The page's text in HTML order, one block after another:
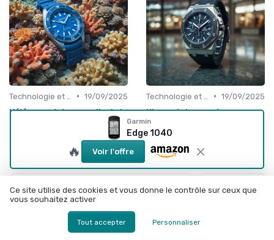
• 19/09/2025
L'élégance intemporelle de la
montre Fifty Fathoms de
• 19/09/2025
L'impact des montres
Audemars Piguet Royal Oak
Offshore dans le monde du
Garmin
Edge 1040
🔥 Voir l'offre
Ce site utilise des cookies et vous donne le contrôle sur ceux que
vous souhaitez activer
Tout accepter Personnaliser